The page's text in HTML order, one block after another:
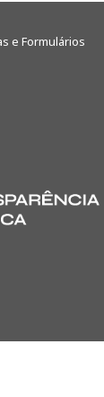
e Formulários